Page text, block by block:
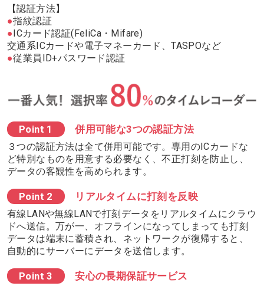
【認証方法】
●指紋認証
● ICカード認証(FeliCa・Mifare)
交通系ICカードや電子マネーカード、TASPOなど
●従業員ID+パスワード認証
Point 1 併用可能な3つの認証方法
３つの認証方法は全て併用可能です。専用のICカードな
ど特別なものを用意する必要なく、不正打刻を防止し、
データの客観性を高められます。
Point 2 リアルタイムに打刻を反映
有線LANや無線LANで打刻データをリアルタイムにクラウ
ドへ送信。万が一、オフラインになってしまっても打刻
データは端末に蓄積され、ネットワークが復帰すると、
自動的にサーバーにデータを送信します。
Point 3 安心の長期保証サービス